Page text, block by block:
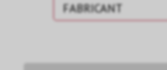
FABRICANT